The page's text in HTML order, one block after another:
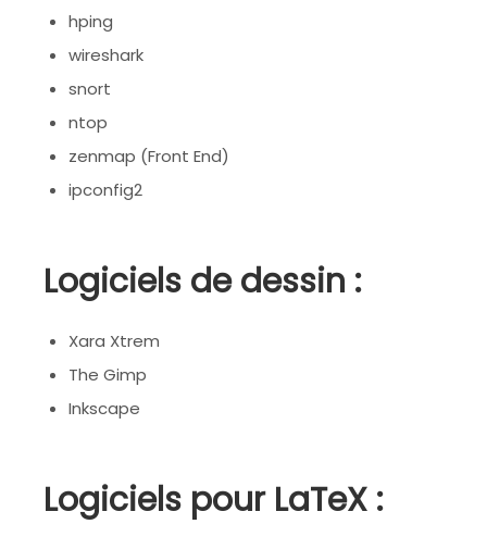
hping
wireshark
snort
ntop
zenmap (Front End)
ipconfig2
Logiciels de dessin :
Xara Xtrem
The Gimp
Inkscape
Logiciels pour LaTeX :